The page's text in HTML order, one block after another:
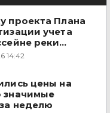
проекта Плана
учета
реки
14:42
цены на
значимые
неделю